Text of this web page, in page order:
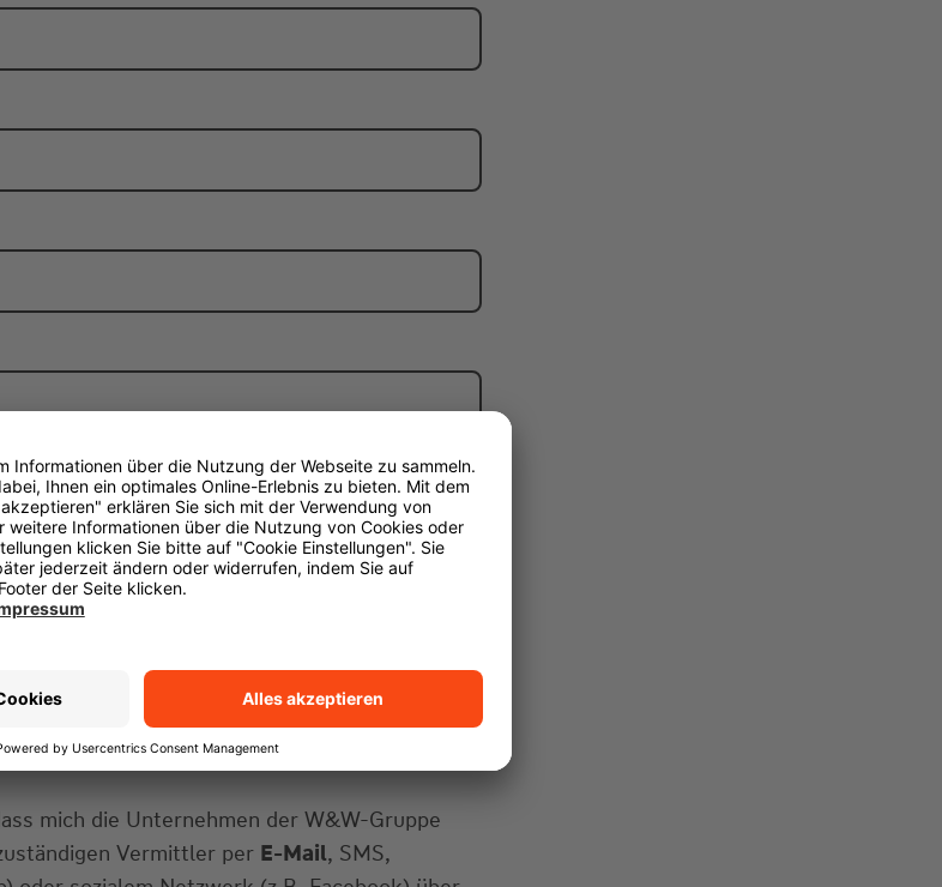
mich die Unternehmen der W&W-Gruppe
Vermittler per E-Mail, SMS,